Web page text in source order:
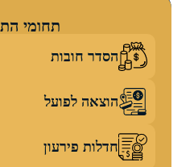
תחומי
הסדר חובות
הוצאה לפועל
חדלות פירעון